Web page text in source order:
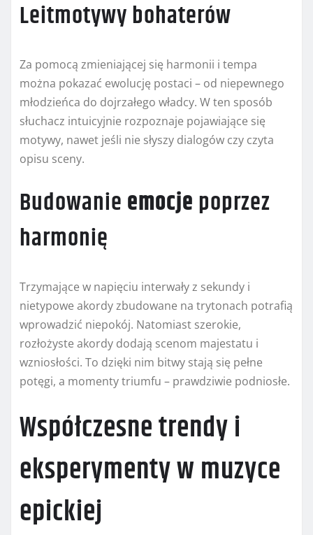
Leitmotywy bohaterów
Za pomocą zmieniającej się harmonii i tempa
można pokazać ewolucję postaci – od niepewnego
młodzieńca do dojrzałego władcy. W ten sposób
słuchacz intuicyjnie rozpoznaje pojawiające się
motywy, nawet jeśli nie słyszy dialogów czy czyta
opisu sceny.
Budowanieemocjepoprzez
harmonię
Trzymające w napięciu interwały z sekundy i
nietypowe akordy zbudowane na trytonach potrafią
wprowadzić niepokój. Natomiast szerokie,
rozłożyste akordy dodają scenom majestatu i
wzniosłości. To dzięki nim bitwy stają się pełne
potęgi, a momenty triumfu – prawdziwie podniosłe.
Współczesne trendy i
eksperymenty w muzyce
epickiej